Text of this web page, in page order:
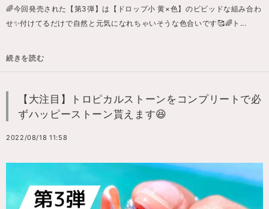
🌈今回発売された【第3弾】は【ドロップ小 黄×色】のビビッドな組み合わ
せ✨付けてるだけで自然と元気になれちゃいそうな色合いです🥰🌈ト...
続きを読む
【大注目】トロピカルストーンをコンプリートで必
ずハッピーストーン貰えます😆
2022/08/18 11:58